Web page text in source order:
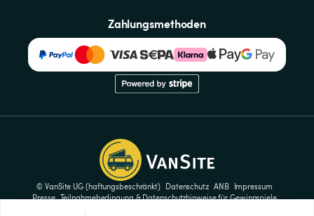
Zahlungsmethoden
© VanSite UG (haftungsbeschränkt) Datenschutz ANB
Impressum
Presse Teilnahmebedingung & Datenschutzhinweise für Gewinnspiele